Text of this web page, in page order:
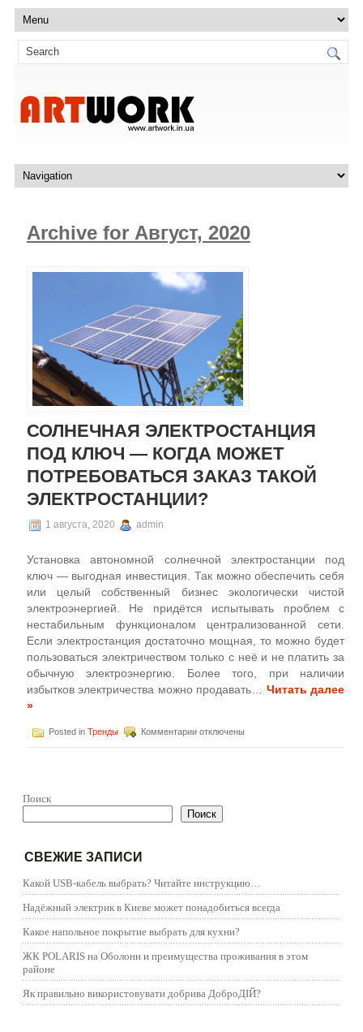
Archive for Август, 2020
СОЛНЕЧНАЯ ЭЛЕКТРОСТАНЦИЯ
ПОД КЛЮЧ — КОГДА МОЖЕТ
ПОТРЕБОВАТЬСЯ ЗАКАЗ ТАКОЙ
ЭЛЕКТРОСТАНЦИИ?
1 августа, 2020 admin
Установка автономной солнечной электростанции под
ключ — выгодная инвестиция. Так можно обеспечить себя
или целый собственный бизнес экологически чистой
электроэнергией. Не придётся испытывать проблем с
нестабильным функционалом централизованной сети.
Если электростанция достаточно мощная, то можно будет
пользоваться электричеством только с неё и не платить за
обычную электроэнергию. Более того, при наличии
избытков электричества можно продавать… Читать далее
»
Posted in Тренды Комментариик
записи
может
потребоваться
заказ
отключены
Поиск
Поиск
СВЕЖИЕ ЗАПИСИ
Какой USB-кабель выбрать? Читайте инструкцию…
Надёжный электрик в Киеве может понадобиться всегда
Какое напольное покрытие выбрать для кухни?
ЖК POLARIS на Оболони и преимущества проживания в этом
районе
Як правильно використовувати добрива ДоброДІЙ?